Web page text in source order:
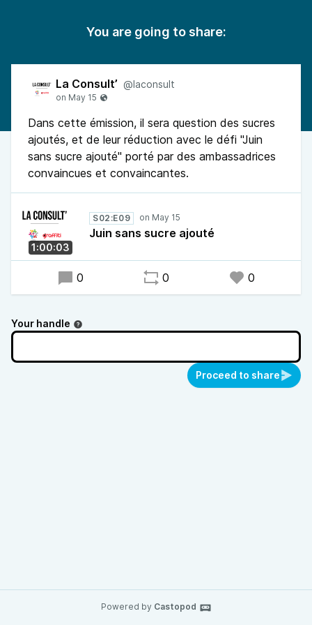
You are going to share:
La Consult’ @laconsult
Dans cette émission, il sera question des sucres
ajoutés, et de leur réduction avec le défi "Juin
sans sucre ajouté" porté par des ambassadrices
convaincues et convaincantes.
1:00:03
S02:E09
Juin sans sucre ajouté
0 0 0
Your handle
Proceed to share
Powered by Castopod